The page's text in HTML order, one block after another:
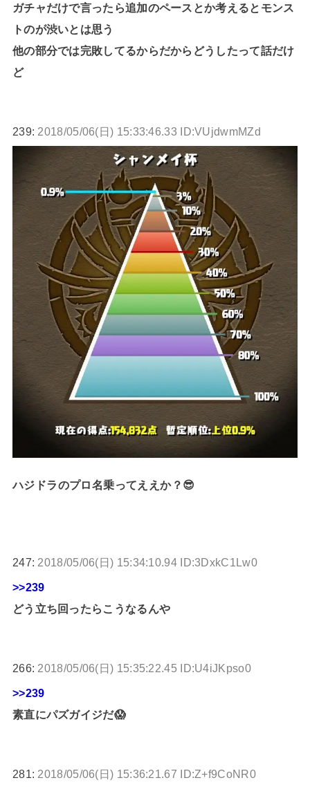
ガチャだけで言ったら追加のペースとか考えるとモンス
トのが渋いとは思う
他の部分では完敗してるからだからどうしたって話だけ
ど
239: 2018/05/06(日) 15:33:46.33 ID:VUjdwmMZd
ハジドラのプロ名乗ってええか？😎
247: 2018/05/06(日) 15:34:10.94 ID:3DxkC1Lw0
>>239
どう立ち回ったらこうなるんや
266: 2018/05/06(日) 15:35:22.45 ID:U4iJKpso0
>>239
素直にパズガイジだ😱
281: 2018/05/06(日) 15:36:21.67 ID:Z+f9CoNR0